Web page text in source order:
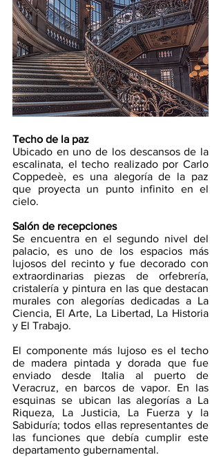
Techo de la paz
Ubicado en uno de los descansos de la
escalinata, el techo realizado por Carlo
Coppedeè, es una alegoría de la paz
que proyecta un punto infinito en el
cielo.
Salón de recepciones
Se encuentra en el segundo nivel del
palacio, es uno de los espacios más
lujosos del recinto y fue decorado con
extraordinarias piezas de orfebrería,
cristalería y pintura en las que destacan
murales con alegorías dedicadas a La
Ciencia, El Arte, La Libertad, La Historia
y El Trabajo.
El componente más lujoso es el techo
de madera pintada y dorada que fue
enviado desde Italia al puerto de
Veracruz, en barcos de vapor. En las
esquinas se ubican las alegorías a La
Riqueza, La Justicia, La Fuerza y la
Sabiduría; todos ellas representantes de
las funciones que debía cumplir este
departamento gubernamental.